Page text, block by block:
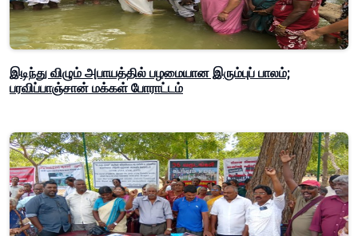
இடிந்து விழும் அபாயத்தில் பழமையான இரும்புப் பாலம்;
பரவிப்பாஞ்சான் மக்கள் போராட்டம்